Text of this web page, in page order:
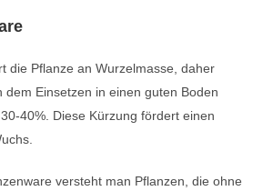
die Pflanze an Wurzelmasse, daher
dem Einsetzen in einen guten Boden
40%. Diese Kürzung fördert einen
versteht man Pflanzen, die ohne